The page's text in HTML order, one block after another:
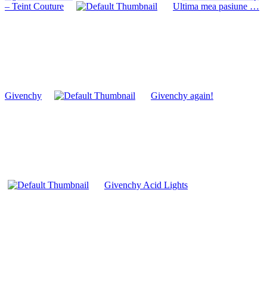
– Teint Couture
Ultima mea pasiune …
Givenchy Givenchy again!
Givenchy Acid Lights